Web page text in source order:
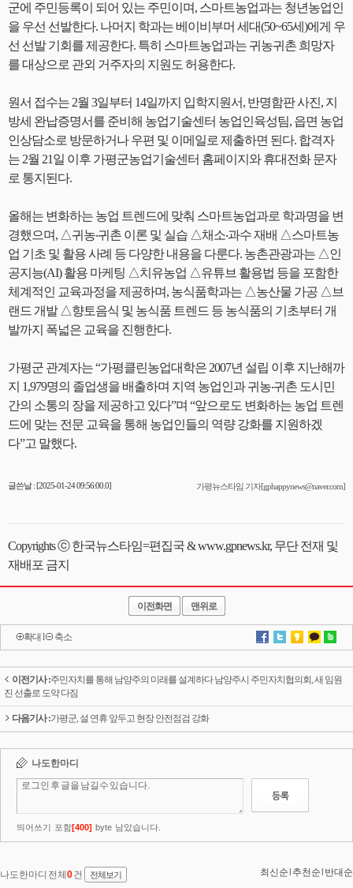
군에 주민등록이 되어 있는 주민이며, 스마트농업과는 청년농업인
을 우선 선발한다. 나머지 학과는 베이비부머 세대(50~65세)에게 우
선 선발 기회를 제공한다. 특히 스마트농업과는 귀농귀촌 희망자
를 대상으로 관외 거주자의 지원도 허용한다.
원서 접수는 2월 3일부터 14일까지 입학지원서, 반명함판 사진, 지
방세 완납증명서를 준비해 농업기술센터 농업인육성팀, 읍면 농업
인상담소로 방문하거나 우편 및 이메일로 제출하면 된다. 합격자
는 2월 21일 이후 가평군농업기술센터 홈페이지와 휴대전화 문자
로 통지된다.
올해는 변화하는 농업 트렌드에 맞춰 스마트농업과로 학과명을 변
경했으며, △귀농‧귀촌 이론 및 실습 △채소‧과수 재배 △스마트농
업 기초 및 활용 사례 등 다양한 내용을 다룬다. 농촌관광과는 △인
공지능(AI) 활용 마케팅 △치유농업 △유튜브 활용법 등을 포함한
체계적인 교육과정을 제공하며, 농식품학과는 △농산물 가공 △브
랜드 개발 △향토음식 및 농식품 트렌드 등 농식품의 기초부터 개
발까지 폭넓은 교육을 진행한다.
가평군 관계자는 “가평클린농업대학은 2007년 설립 이후 지난해까
지 1,979명의 졸업생을 배출하며 지역 농업인과 귀농‧귀촌 도시민
간의 소통의 장을 제공하고 있다”며 “앞으로도 변화하는 농업 트렌
드에 맞는 전문 교육을 통해 농업인들의 역량 강화를 지원하겠
다”고 말했다.
글쓴날 : [2025-01-24 09:56:00.0] 가평뉴스타임 기자[gphappynews@naver.com]
Copyrights ⓒ 한국뉴스타임=편집국 & www.gpnews.kr, 무단 전재 및
재배포 금지
이전화면 맨위로
확대 l 축소
이전기사 :주민자치를 통해 남양주의 미래를 설계하다 남양주시 주민자치협의회, 새 임원
진 선출로 도약 다짐
다음기사 :가평군, 설 연휴 앞두고 현장 안전점검 강화